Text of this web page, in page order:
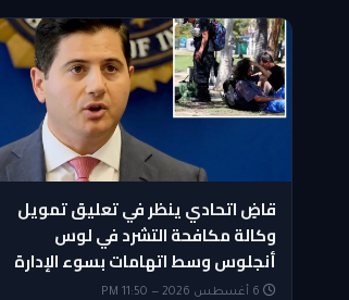
قاضٍ اتحادي ينظر في تعليق تمويل
وكالة مكافحة التشرد في لوس
أنجلوس وسط اتهامات بسوء الإدارة